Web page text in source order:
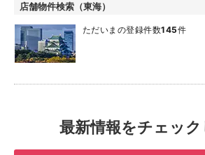
店舗物件検索（東海）
ただいまの登録件数145件
最新情報をチェッ